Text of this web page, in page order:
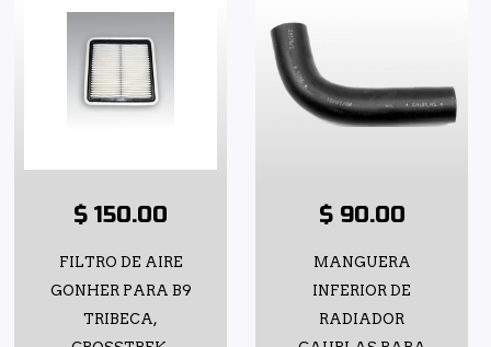
$ 150.00
FILTRO DE AIRE
GONHER PARA B9
TRIBECA,
$ 90.00
MANGUERA
INFERIOR DE
RADIADOR